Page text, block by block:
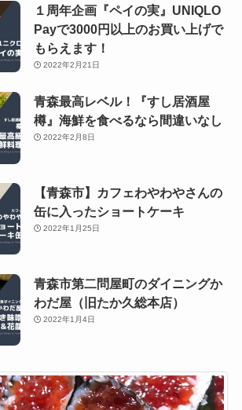
１周年企画『ペイの実』UNIQLO
Payで3000円以上のお買い上げで
もらえます！
2022年2月21日
青森最高レベル！『すし居酒屋
樽』海鮮を食べるなら間違いなし
2022年2月8日
【青森市】カフェわやわやさんの
缶に入ったショートケーキ
2022年1月25日
青森市第二問屋町のダイニングか
わだ屋（旧たか久総本店）
2022年1月4日